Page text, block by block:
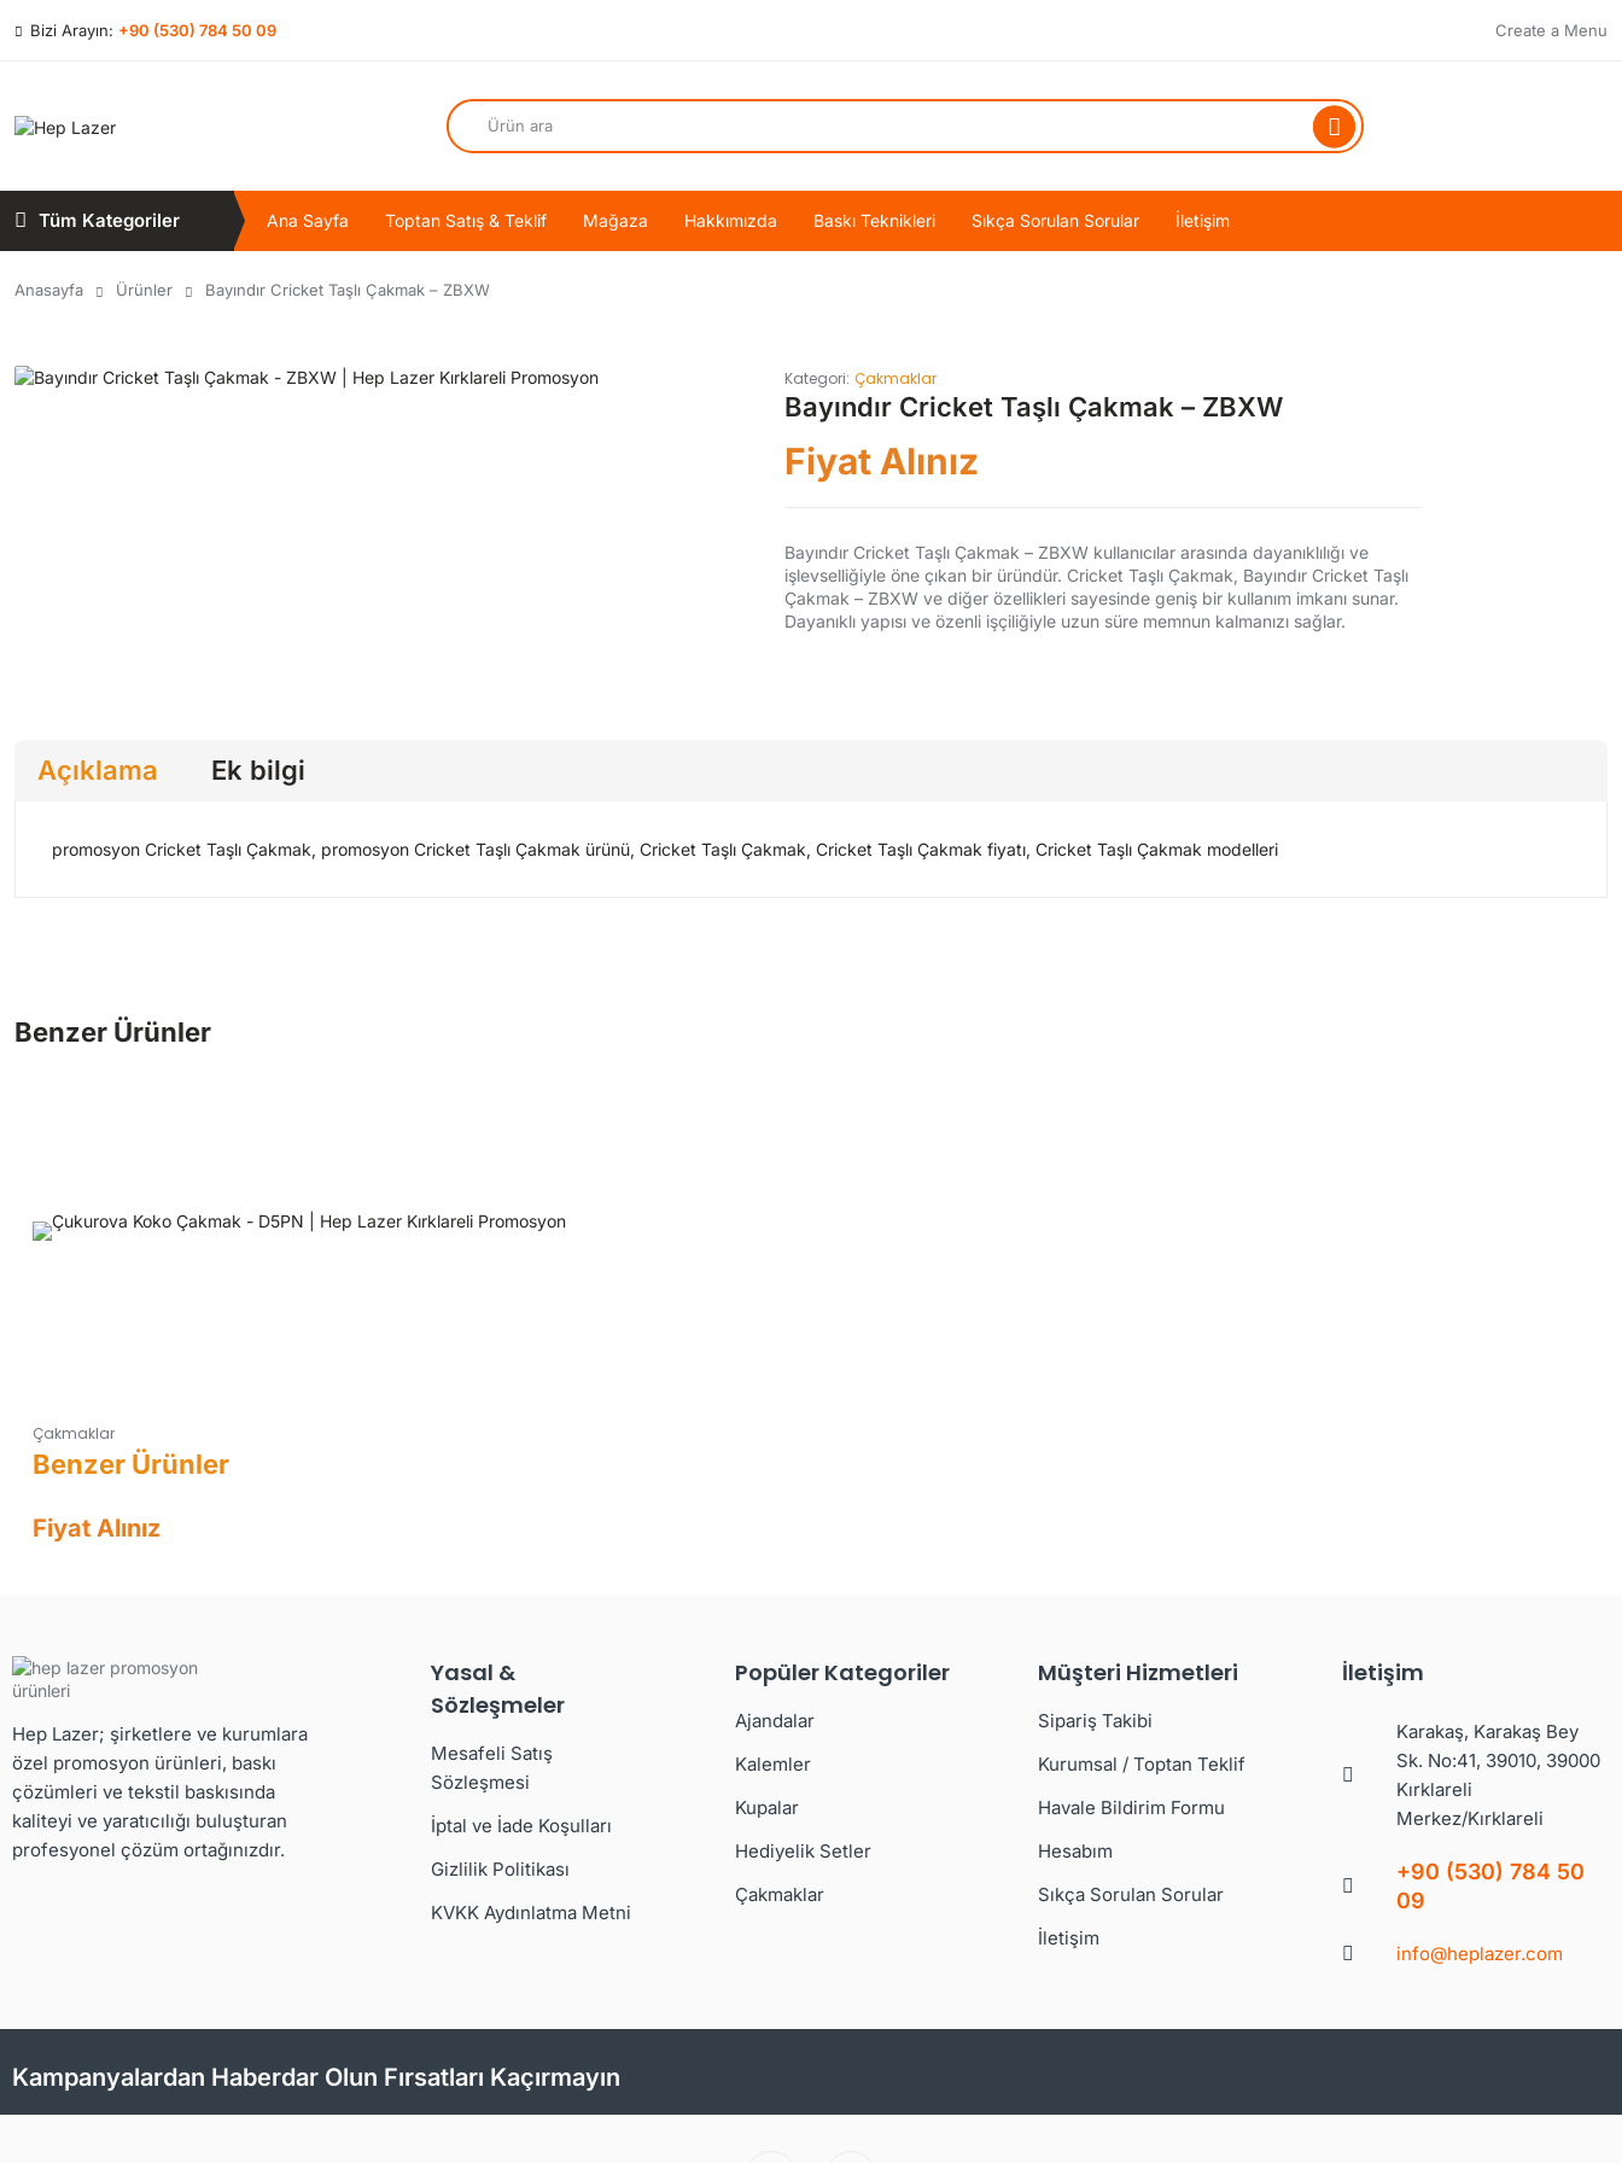
Bizi Arayın: +90 (530) 784 50 09 Create a Menu
Tüm Kategoriler Ana Sayfa Toptan Satış & Teklif Mağaza Hakkımızda Baskı Teknikleri Sıkça Sorulan Sorular İletişim
Anasayfa Ürünler Bayındır Cricket Taşlı Çakmak – ZBXW
Kategori: Çakmaklar
Bayındır Cricket Taşlı Çakmak – ZBXW
Fiyat Alınız
Bayındır Cricket Taşlı Çakmak – ZBXW kullanıcılar arasında dayanıklılığı ve
işlevselliğiyle öne çıkan bir üründür. Cricket Taşlı Çakmak, Bayındır Cricket Taşlı
Çakmak – ZBXW ve diğer özellikleri sayesinde geniş bir kullanım imkanı sunar.
Dayanıklı yapısı ve özenli işçiliğiyle uzun süre memnun kalmanızı sağlar.
Açıklama Ek bilgi
promosyon Cricket Taşlı Çakmak, promosyon Cricket Taşlı Çakmak ürünü, Cricket Taşlı Çakmak, Cricket Taşlı Çakmak fiyatı, Cricket Taşlı Çakmak modelleri
Çakmaklar
Fiyat Alınız
Hep Lazer; şirketlere ve kurumlara
özel promosyon ürünleri, baskı
çözümleri ve tekstil baskısında
kaliteyi ve yaratıcılığı buluşturan
profesyonel çözüm ortağınızdır.
Yasal &
Sözleşmeler
Mesafeli Satış
Sözleşmesi
İptal ve İade Koşulları
Gizlilik Politikası
KVKK Aydınlatma Metni
Popüler Kategoriler
Ajandalar
Kalemler
Kupalar
Hediyelik Setler
Çakmaklar
Müşteri Hizmetleri
Sipariş Takibi
Kurumsal / Toptan Teklif
Havale Bildirim Formu
Hesabım
Sıkça Sorulan Sorular
İletişim
İletişim
Karakaş, Karakaş Bey
Sk. No:41, 39010, 39000
Kırklareli
Merkez/Kırklareli
+90 (530) 784 50
09
info@heplazer.com
Kampanyalardan Haberdar Olun Fırsatları Kaçırmayın